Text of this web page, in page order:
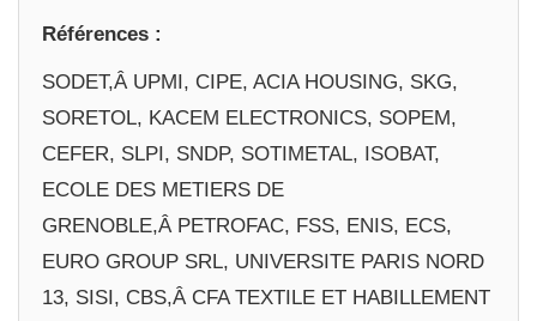
Références :
SODET,Â UPMI, CIPE, ACIA HOUSING, SKG,
SORETOL, KACEM ELECTRONICS, SOPEM,
CEFER, SLPI, SNDP, SOTIMETAL, ISOBAT,
ECOLE DES METIERS DE
GRENOBLE,Â PETROFAC, FSS, ENIS, ECS,
EURO GROUP SRL, UNIVERSITE PARIS NORD
13, SISI, CBS,Â CFA TEXTILE ET HABILLEMENT